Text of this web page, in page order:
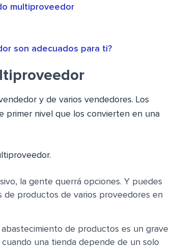
multiproveedor
son adecuados para ti?
y de varios vendedores. Los
primer nivel que los convierten en una
la gente querrá opciones. Y puedes
productos de varios proveedores en
abastecimiento de productos es un grave
una tienda depende de un solo